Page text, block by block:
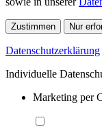
Zustimmen Nur
Datenschutzerklärung
Individuelle
Marketing per